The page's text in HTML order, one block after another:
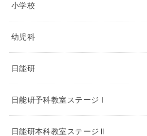
小学校
幼児科
日能研
日能研予科教室ステージⅠ
日能研本科教室ステージⅡ